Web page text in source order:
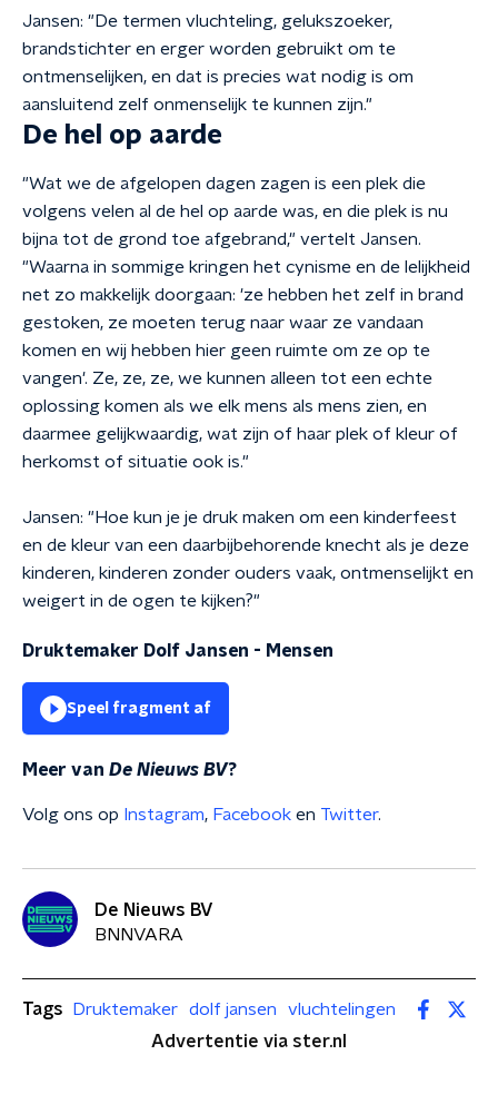
Jansen: "De termen vluchteling, gelukszoeker,
brandstichter en erger worden gebruikt om te
ontmenselijken, en dat is precies wat nodig is om
aansluitend zelf onmenselijk te kunnen zijn."
De hel op aarde
"Wat we de afgelopen dagen zagen is een plek die
volgens velen al de hel op aarde was, en die plek is nu
bijna tot de grond toe afgebrand," vertelt Jansen.
"Waarna in sommige kringen het cynisme en de lelijkheid
net zo makkelijk doorgaan: 'ze hebben het zelf in brand
gestoken, ze moeten terug naar waar ze vandaan
komen en wij hebben hier geen ruimte om ze op te
vangen'. Ze, ze, ze, we kunnen alleen tot een echte
oplossing komen als we elk mens als mens zien, en
daarmee gelijkwaardig, wat zijn of haar plek of kleur of
herkomst of situatie ook is."
Jansen: "Hoe kun je je druk maken om een kinderfeest
en de kleur van een daarbijbehorende knecht als je deze
kinderen, kinderen zonder ouders vaak, ontmenselijkt en
weigert in de ogen te kijken?"
Druktemaker Dolf Jansen - Mensen
Speel fragment af
Meer van De Nieuws BV?
Volg ons op Instagram, Facebook en Twitter.
De Nieuws BV
BNNVARA
Tags Druktemaker dolf jansen
vluchtelingen
Advertentie via ster.nl